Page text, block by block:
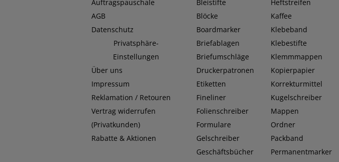
Auftragspauschale
AGB
Datenschutz
Privatsphäre-
Einstellungen
Über uns
Impressum
Reklamation / Retouren
Vertrag widerrufen
(Privatkunden)
Rabatte & Aktionen
Bleistifte
Blöcke
Boardmarker
Briefablagen
Briefumschläge
Druckerpatronen
Etiketten
Fineliner
Folienschreiber
Formulare
Gelschreiber
Geschäftsbücher
Heftstreifen
Kaffee
Klebeband
Klebestifte
Klemmmappen
Kopierpapier
Korrekturmittel
Kugelschreiber
Mappen
Ordner
Packband
Permanentmarker